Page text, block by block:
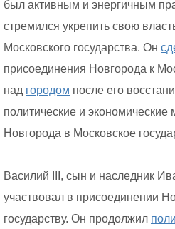
был активным и энергичным
стремился укрепить свою
Московского государства. Он
присоединения Новгорода к
над городом после его
политические и
Новгорода в Московское
Василий III, сын и наследник
участвовал в присоединении
государству. Он продолжил